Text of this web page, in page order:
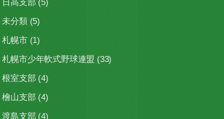
日高支部 (5)
未分類(5)
札幌市(1)
札幌市少年軟式野球連盟 (33)
根室支部 (4)
檜山支部 (4)
渡島支部 (4)